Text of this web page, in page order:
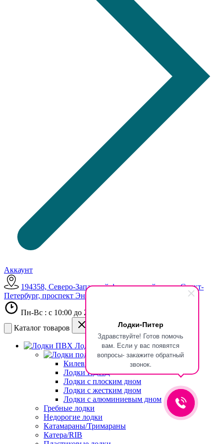
Лодки-Питер
Здравствуйте! Готов помочь
вам. Если у вас появятся
вопросы- закажите обратный
звонок.
Аккаунт
194358, Северо-Западный федеральный округ, Санкт-
Петербург, проспект Энгельса, 154
Пн-Вс : с 10:00 до 21:00
Каталог товаров
Лодки ПВХ
Лодки под мотор
Килевые лодки
Лодки НДНД
Лодки с плоским дном
Лодки с жестким дном
Лодки с алюминиевым дном
Гребные лодки
Недорогие лодки
Катамараны/Тримараны
Катера/RIB